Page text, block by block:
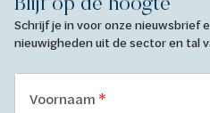
Schrijf je in voor onze nieuwsbrief
nieuwigheden uit de sector en tal
Voornaam